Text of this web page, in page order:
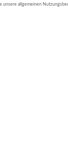
unsere allgemeinen